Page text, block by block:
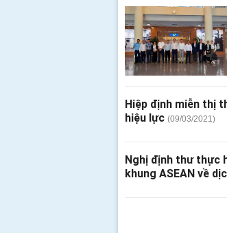
Hiệp định miễn thị
hiệu lực (09/03/2021)
Nghị định thư thực
khung ASEAN về